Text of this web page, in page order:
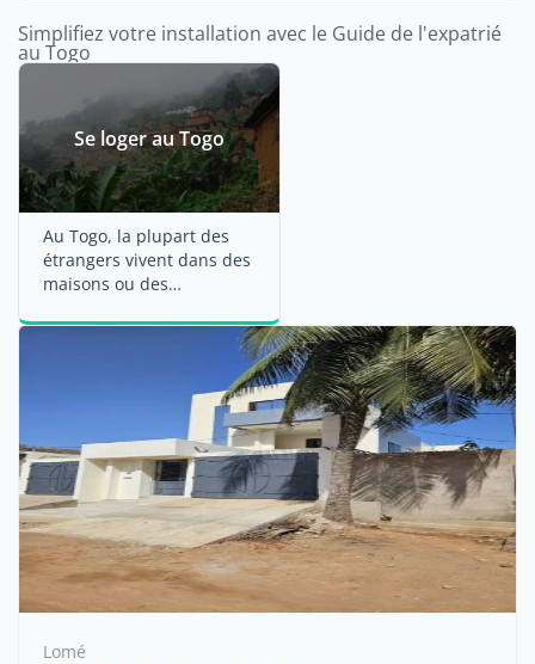
Simplifiez votre installation avec le Guide de l'expatrié
au Togo
Se loger au Togo
Au Togo, la plupart des
étrangers vivent dans des
maisons ou des
vous restez ...
Lomé